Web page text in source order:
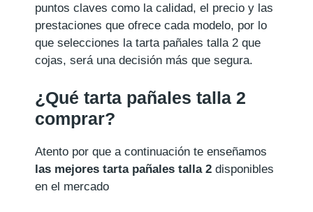
puntos claves como la calidad, el precio y las
prestaciones que ofrece cada modelo, por lo
que selecciones la tarta pañales talla 2 que
cojas, será una decisión más que segura.
¿Qué tarta pañales talla 2
comprar?
Atento por que a continuación te enseñamos
las mejores tarta pañales talla 2 disponibles
en el mercado